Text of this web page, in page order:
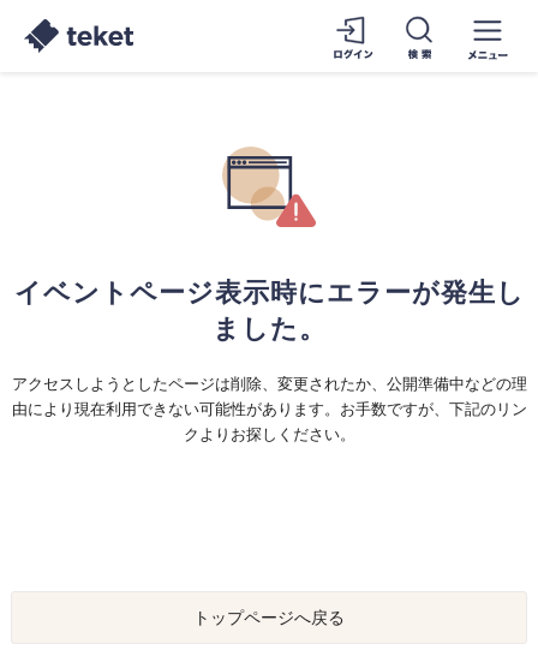
イベントページ表示時にエラーが発生し
ました。
アクセスしようとしたページは削除、変更されたか、公開準備中などの理
由により現在利用できない可能性があります。お手数ですが、下記のリン
クよりお探しください。
トップページへ戻る